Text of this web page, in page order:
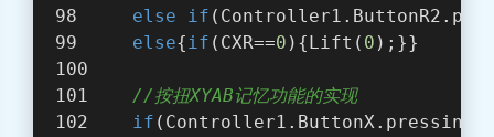
else
if
else{if (CXR==0 ){Lift( 0 );}}
//按扭XYAB记忆功能的实现
if